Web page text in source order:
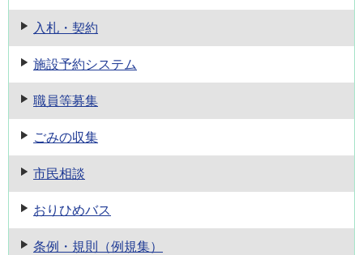
入札・契約
施設予約システム
職員等募集
ごみの収集
市民相談
おりひめバス
条例・規則 （例規集）